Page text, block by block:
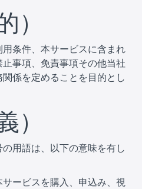
）
条件、本サービスに含まれ
事項、免責事項その他当社
係を定めることを目的とし
）
用語は、以下の意味を有し
サービスを購入、申込み、視